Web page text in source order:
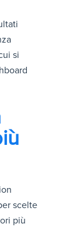
si
scelte
più